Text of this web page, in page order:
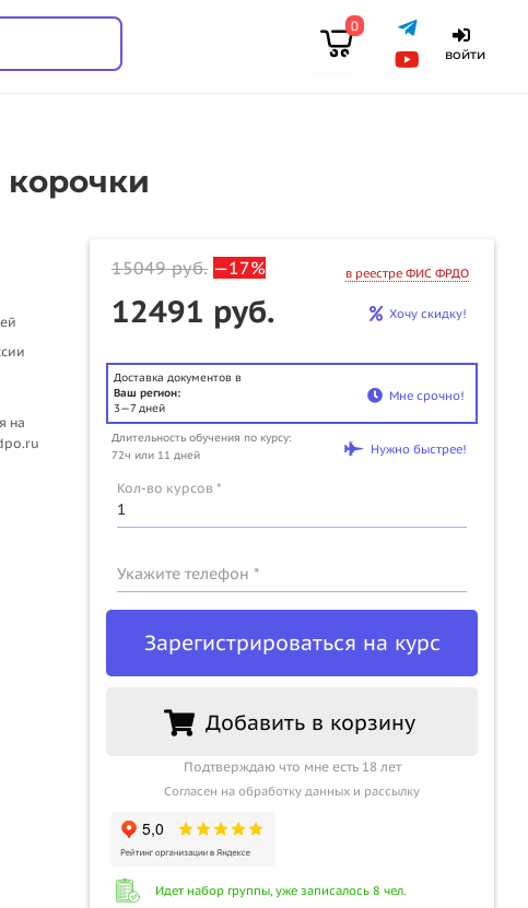
0
войти
на
15049руб. —17% в реестре ФИС ФРДО
12491 руб. Хочу скидку!
Доставка документов в
Ваш регион:
3—7 дней
Мне срочно!
Длительность обучения по курсу:
72ч или 11 дней
Нужно быстрее!
Кол-во курсов *
Укажите телефон *
Зарегистрироваться на курс
Добавить в корзину
Подтверждаю что мне есть 18 лет
Согласен на обработку данных и рассылку
Идет набор группы, уже записалось 8 чел.